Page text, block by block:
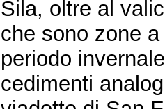
Sila, oltre al
che sono zone
periodo
cedimenti